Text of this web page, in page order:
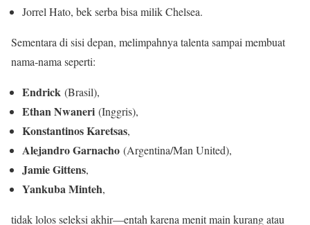
Jorrel Hato, bek serba bisa milik Chelsea.
Sementara di sisi depan, melimpahnya talenta sampai membuat
nama‑nama seperti:
Endrick (Brasil),
Ethan Nwaneri (Inggris),
Konstantinos Karetsas,
Alejandro Garnacho (Argentina/Man United),
Jamie Gittens,
Yankuba Minteh,
tidak lolos seleksi akhir—entah karena menit main kurang atau